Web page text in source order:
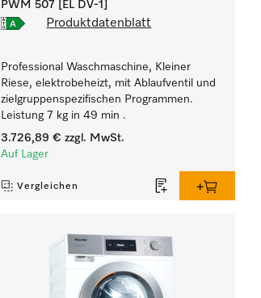
PWM 507 [EL DV-1]
Produktdatenblatt
Professional Waschmaschine, Kleiner
Riese, elektrobeheizt, mit Ablaufventil und
zielgruppenspezifischen Programmen.
Leistung 7 kg in 49 min .
3.726,89 € zzgl. MwSt.
Auf Lager
Vergleichen